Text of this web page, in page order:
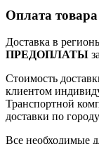
Оплата
Доставка в
ПРЕДОПЛАТЫ
Стоимость
клиентом
Транспортной
доставки по
Все необходимые